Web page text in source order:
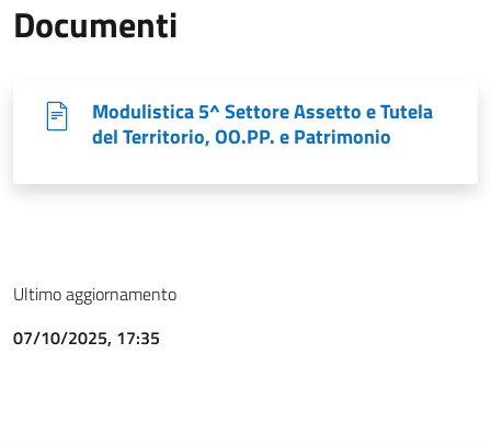
Documenti
Modulistica 5^ Settore Assetto e Tutela
del Territorio, OO.PP. e Patrimonio
Ultimo aggiornamento
07/10/2025, 17:35